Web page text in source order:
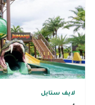
لايف ستايل